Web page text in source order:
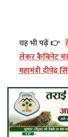
यह भी पढ़ें 👉
लेकर कैबिनेट
महामंत्री दीपेंद्र